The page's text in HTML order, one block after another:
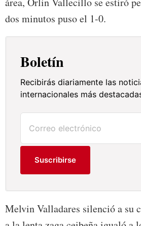
dos minutos puso el 1-0.
Boletín
Recibirás diariamente las
internacionales más
Suscribirse
Melvin Valladares silenció a su